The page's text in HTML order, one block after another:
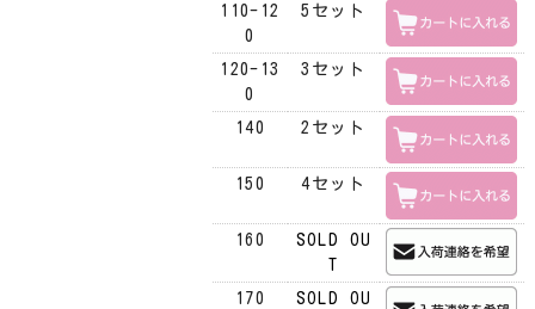
110-12
0
5セット
120-13
0
3セット
140 2セット
150 4セット
160
SOLD OU
T
170
SOLD OU